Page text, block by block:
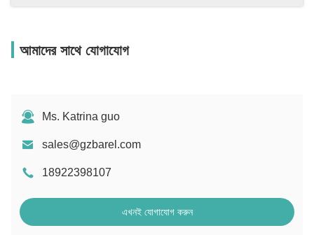
আমাদের সাথে যোগাযোগ
Ms. Katrina guo
sales@gzbarel.com
18922398107
এখনই যোগাযোগ করুন